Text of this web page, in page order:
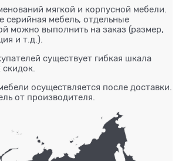
мягкой и корпусной мебели.
серийная мебель, отдельные
можно выполнить на заказ (размер,
и т.д.).
существует гибкая шкала
осуществляется после доставки.
от производителя.